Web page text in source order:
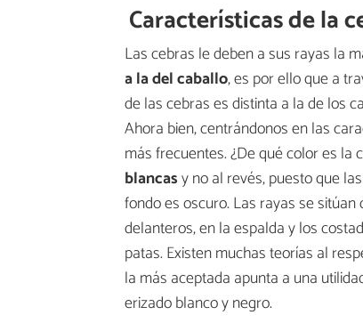
Características de la
Las cebras le deben a sus rayas la
a la del caballo, es por ello que a
de las cebras es distinta a la de los
Ahora bien, centrándonos en las
más frecuentes. ¿De qué color es la
blancasy no al revés, puesto que
fondo es oscuro. Las rayas se
delanteros, en la espalda y los
patas. Existen muchas teorías al
la más aceptada apunta a una
erizado blanco y negro.